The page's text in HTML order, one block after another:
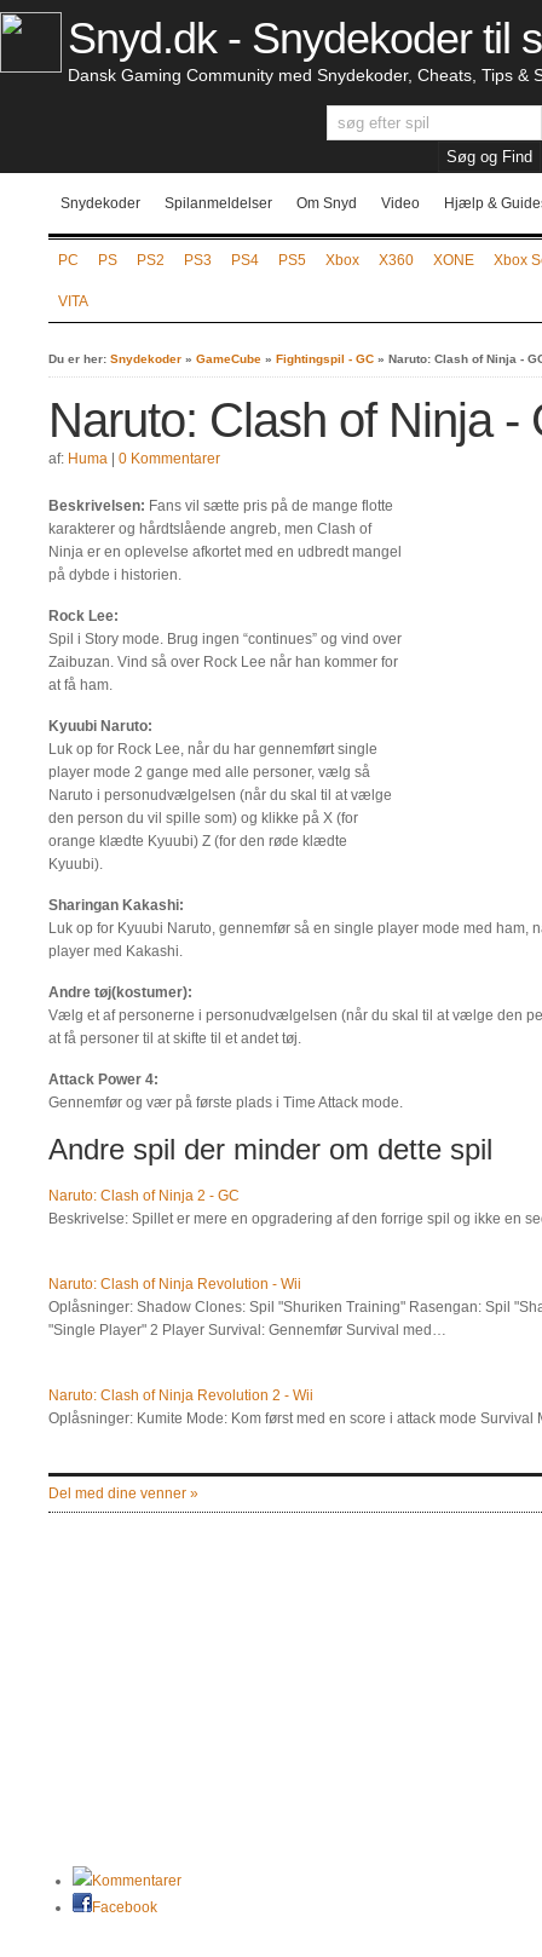
Snyd.dk - Snydekoder til
Dansk Gaming Community med Snydekoder, Cheats, Tips &
Snydekoder Spilanmeldelser Om Snyd Video Hjælp &
PC PS PS2 PS3 PS4 PS5 Xbox X360 XONE Xbox
VITA
Du er her: Snydekoder » GameCube » Fightingspil - GC » Naruto: Clash of Ninja -
Naruto: Clash of Ninja -
af: Huma 0 Kommentarer
Beskrivelsen: Fans vil sætte pris på de mange flotte
karakterer og hårdtslående angreb, men Clash of
Ninja er en oplevelse afkortet med en udbredt mangel
på dybde i historien.
Rock Lee:
Spil i Story mode. Brug ingen “continues” og vind over
Zaibuzan. Vind så over Rock Lee når han kommer for
at få ham.
Kyuubi Naruto:
Luk op for Rock Lee, når du har gennemført single
player mode 2 gange med alle personer, vælg så
Naruto i personudvælgelsen (når du skal til at vælge
den person du vil spille som) og klikke på X (for
orange klædte Kyuubi) Z (for den røde klædte
Kyuubi).
Sharingan Kakashi:
Luk op for Kyuubi Naruto, gennemfør så en single player mode med ham,
player med Kakashi.
Andre tøj(kostumer):
Vælg et af personerne i personudvælgelsen (når du skal til at vælge den
at få personer til at skifte til et andet tøj.
Attack Power 4:
Gennemfør og vær på første plads i Time Attack mode.
Andre spil der minder om dette spil
Naruto: Clash of Ninja 2 - GC
Beskrivelse: Spillet er mere en opgradering af den forrige spil og ikke en
Naruto: Clash of Ninja Revolution - Wii
Oplåsninger: Shadow Clones: Spil "Shuriken Training" Rasengan: Spil
"Single Player" 2 Player Survival: Gennemfør Survival med…
Naruto: Clash of Ninja Revolution 2 - Wii
Oplåsninger: Kumite Mode: Kom først med en score i attack mode
Del med dine venner »
Kommentarer
Facebook